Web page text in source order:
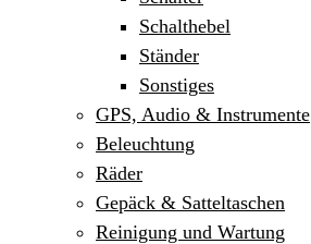
Schalthebel
Ständer
Sonstiges
GPS, Audio & Instrumente
Beleuchtung
Räder
Gepäck & Satteltaschen
Reinigung und Wartung